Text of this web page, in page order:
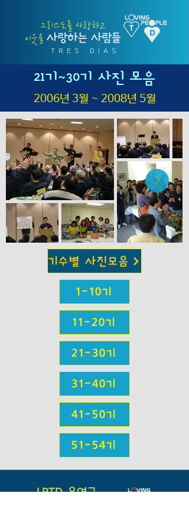
그리스도를 사랑하고
​이웃을 사랑하는 사람들
T R E S D I A S
21기~30기 사진 모음
2006년 3월 ~ 2008년 5월
기수별 사진모음
1-10기
11-20기
21-30기
31-40기
41-50기
51-54기
LPTD 운영국